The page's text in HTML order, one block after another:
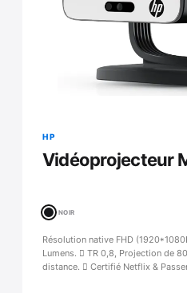
HP
Vidéoprojecteur
NOIR
Résolution native FHD
Lumens.  TR 0,8, Projection de
distance.  Certifié Netflix &